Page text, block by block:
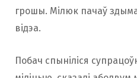
грошы. Мілюк пачаў
відэа.
Побач спыніліся